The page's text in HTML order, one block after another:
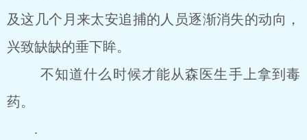
及这几个月来太安追捕的人员逐渐消失的动向，
兴致缺缺的垂下眸。
不知道什么时候才能从森医生手上拿到毒
药。
.